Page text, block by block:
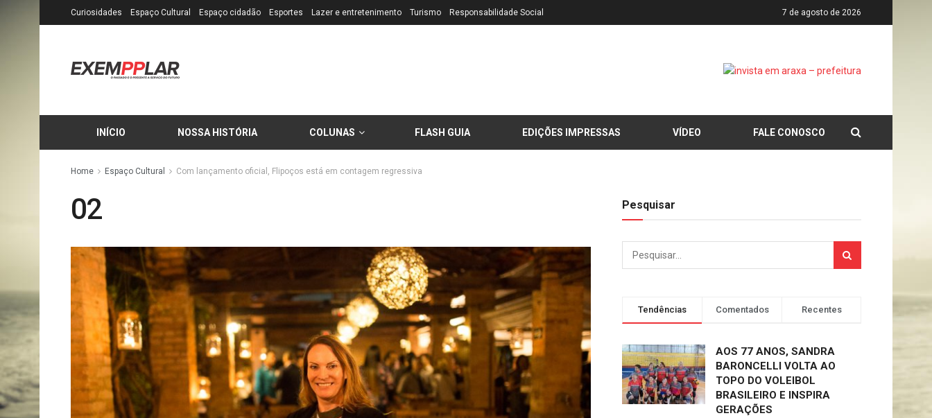
Curiosidades Espaço Cultural Espaço cidadão Esportes Lazer e entretenimento Turismo Responsabilidade Social 7 de agosto de 2026
INÍCIO NOSSA HISTÓRIA COLUNAS FLASH GUIA EDIÇÕES IMPRESSAS VÍDEO FALE CONOSCO
Home Espaço Cultural Com lançamento oficial, Flipoços está em contagem regressiva
02 Pesquisar
Tendências Comentados Recentes
AOS 77 ANOS, SANDRA
BARONCELLI VOLTA AO
TOPO DO VOLEIBOL
BRASILEIRO E INSPIRA
GERAÇÕES